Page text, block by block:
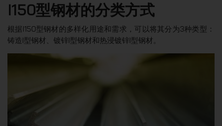
I150型钢材的分类方式
根据I150型钢材的多样化用途和需求，可以将其分为3种类型：
铸造I型钢材、镀锌I型钢材和热浸镀锌I型钢材。